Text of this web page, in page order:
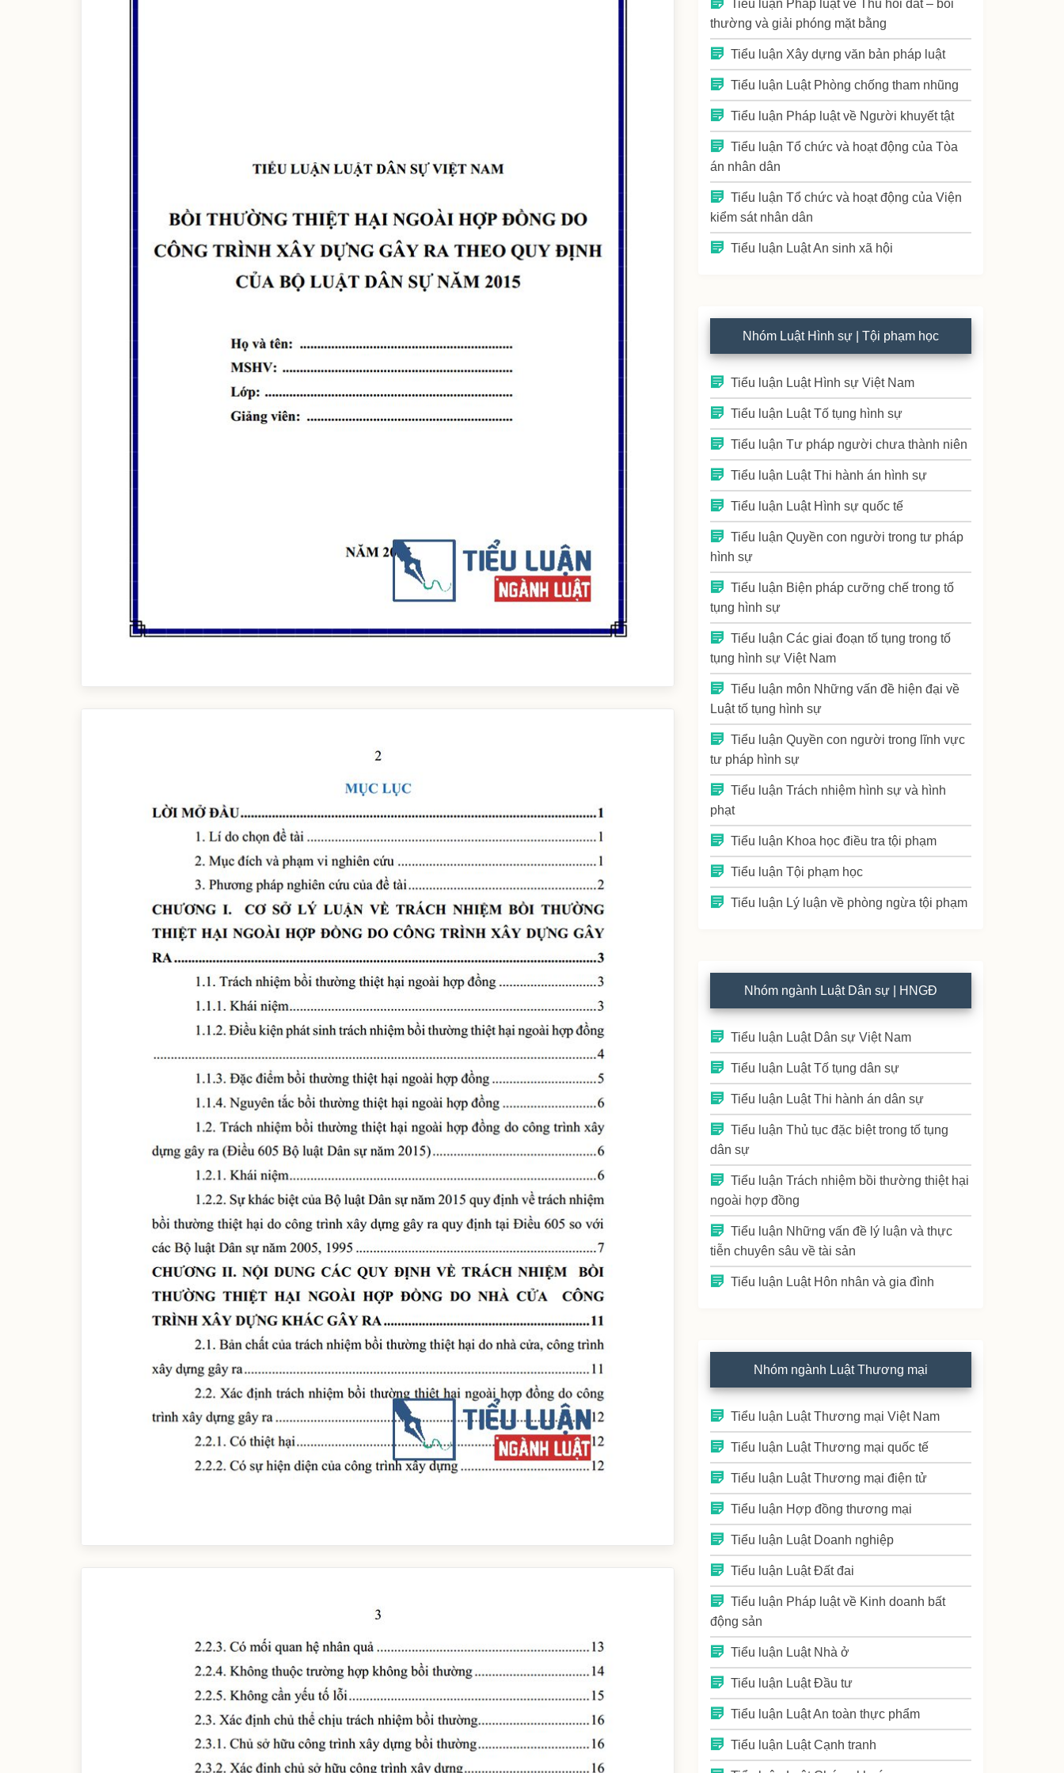
Tiểu luận Pháp luật về Thu hồi đất – bồi
thường và giải phóng mặt bằng
Tiểu luận Xây dựng văn bản pháp luật
Tiểu luận Luật Phòng chống tham nhũng
Tiểu luận Pháp luật về Người khuyết tật
Tiểu luận Tổ chức và hoạt động của Tòa
án nhân dân
Tiểu luận Tổ chức và hoạt động của Viện
kiểm sát nhân dân
Tiểu luận Luật An sinh xã hội
Nhóm Luật Hình sự | Tội phạm học
Tiểu luận Luật Hình sự Việt Nam
Tiểu luận Luật Tố tụng hình sự
Tiểu luận Tư pháp người chưa thành niên
Tiểu luận Luật Thi hành án hình sự
Tiểu luận Luật Hình sự quốc tế
Tiểu luận Quyền con người trong tư pháp
hình sự
Tiểu luận Biện pháp cưỡng chế trong tố
tụng hình sự
Tiểu luận Các giai đoạn tố tụng trong tố
tụng hình sự Việt Nam
Tiểu luận môn Những vấn đề hiện đại về
Luật tố tụng hình sự
Tiểu luận Quyền con người trong lĩnh vực
tư pháp hình sự
Tiểu luận Trách nhiệm hình sự và hình
phạt
Tiểu luận Khoa học điều tra tội phạm
Tiểu luận Tội phạm học
Tiểu luận Lý luận về phòng ngừa tội phạm
Nhóm ngành Luật Dân sự | HNGĐ
Tiểu luận Luật Dân sự Việt Nam
Tiểu luận Luật Tố tụng dân sự
Tiểu luận Luật Thi hành án dân sự
Tiểu luận Thủ tục đặc biệt trong tố tụng
dân sự
Tiểu luận Trách nhiệm bồi thường thiệt hại
ngoài hợp đồng
Tiểu luận Những vấn đề lý luận và thực
tiễn chuyên sâu về tài sản
Tiểu luận Luật Hôn nhân và gia đình
Nhóm ngành Luật Thương mại
Tiểu luận Luật Thương mại Việt Nam
Tiểu luận Luật Thương mại quốc tế
Tiểu luận Luật Thương mại điện tử
Tiểu luận Hợp đồng thương mại
Tiểu luận Luật Doanh nghiệp
Tiểu luận Luật Đất đai
Tiểu luận Pháp luật về Kinh doanh bất
động sản
Tiểu luận Luật Nhà ở
Tiểu luận Luật Đầu tư
Tiểu luận Luật An toàn thực phẩm
Tiểu luận Luật Cạnh tranh